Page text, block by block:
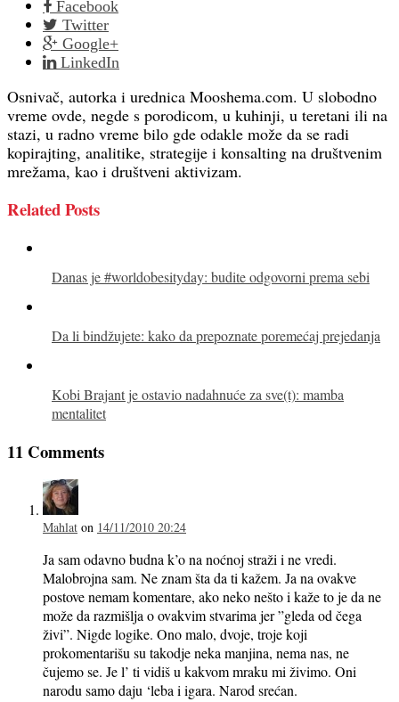
Facebook
Twitter
Google+
LinkedIn
Osnivač, autorka i urednica Mooshema.com. U slobodno
vreme ovde, negde s porodicom, u kuhinji, u teretani ili na
stazi, u radno vreme bilo gde odakle može da se radi
kopirajting, analitike, strategije i konsalting na društvenim
mrežama, kao i društveni aktivizam.
Related Posts
Danas je #worldobesityday: budite odgovorni prema sebi
Da li bindžujete: kako da prepoznate poremećaj prejedanja
Kobi Brajant je ostavio nadahnuće za sve(t): mamba
mentalitet
11 Comments
Mahlat on 14/11/2010 20:24
Ja sam odavno budna k’o na noćnoj straži i ne vredi.
Malobrojna sam. Ne znam šta da ti kažem. Ja na ovakve
postove nemam komentare, ako neko nešto i kaže to je da ne
može da razmišlja o ovakvim stvarima jer ”gleda od čega
živi”. Nigde logike. Ono malo, dvoje, troje koji
prokomentarišu su takodje neka manjina, nema nas, ne
čujemo se. Je l’ ti vidiš u kakvom mraku mi živimo. Oni
narodu samo daju ‘leba i igara. Narod srećan.